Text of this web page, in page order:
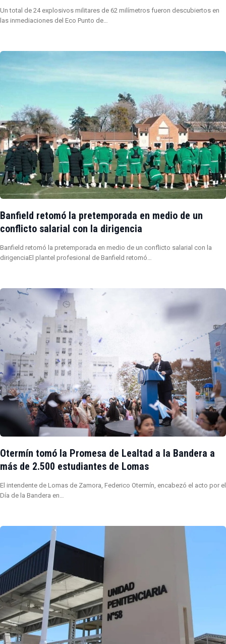
Un total de 24 explosivos militares de 62 milímetros fueron descubiertos en
las inmediaciones del Eco Punto de…
Banfield retomó la pretemporada en medio de un
conflicto salarial con la dirigencia
Banfield retomó la pretemporada en medio de un conflicto salarial con la
dirigenciaEl plantel profesional de Banfield retomó…
Otermín tomó la Promesa de Lealtad a la Bandera a
más de 2.500 estudiantes de Lomas
El intendente de Lomas de Zamora, Federico Otermín, encabezó el acto por el
Día de la Bandera en…